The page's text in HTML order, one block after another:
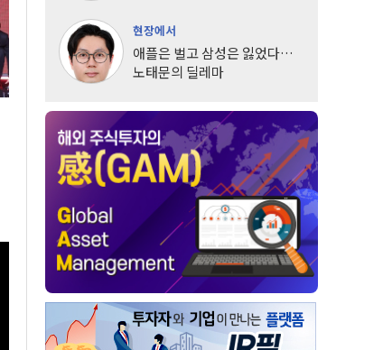
현장에서
애플은 벌고 삼성은 잃었다…
노태문의 딜레마